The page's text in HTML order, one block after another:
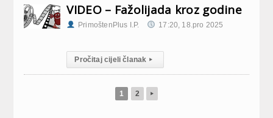
VIDEO – Fažolijada kroz godine
PrimoštenPlus I.P. 17:20, 18.pro 2025
Pročitaj cijeli članak ▸
1 2 ▸